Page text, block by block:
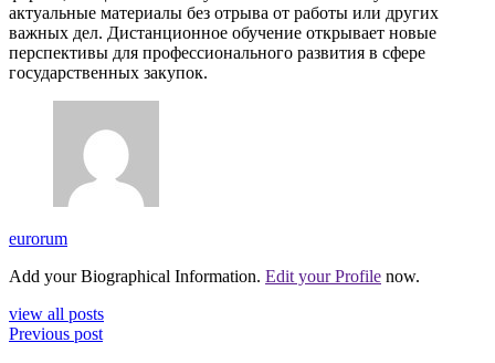
актуальные материалы без отрыва от работы или других
важных дел. Дистанционное обучение открывает новые
перспективы для профессионального развития в сфере
государственных закупок.
eurorum
Add your Biographical Information. Edit your Profile now.
view all posts
Previous post